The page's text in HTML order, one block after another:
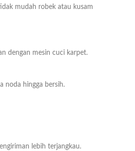
mudah robek atau kusam
dengan mesin cuci karpet.
noda hingga bersih.
lebih terjangkau.